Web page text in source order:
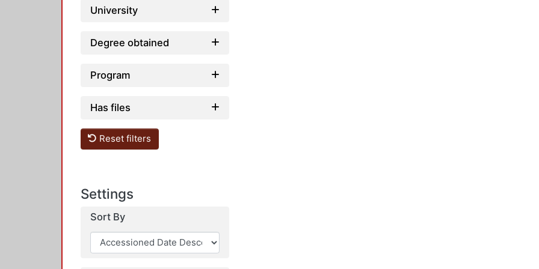
University
Degree obtained
Program
Has files
Reset filters
Settings
Sort By